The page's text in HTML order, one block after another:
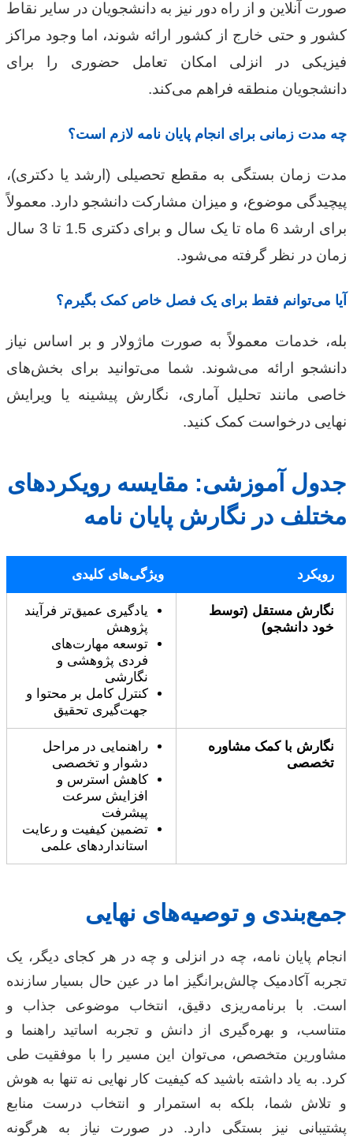
صورت آنلاین و از راه دور نیز به دانشجویان در سایر نقاط
کشور و حتی خارج از کشور ارائه شوند، اما وجود مراکز
فیزیکی در انزلی امکان تعامل حضوری را برای
دانشجویان منطقه فراهم می‌کند.
چه مدت زمانی برای انجام پایان نامه لازم است؟
مدت زمان بستگی به مقطع تحصیلی (ارشد یا دکتری)،
پیچیدگی موضوع، و میزان مشارکت دانشجو دارد. معمولاً
برای ارشد 6 ماه تا یک سال و برای دکتری 1.5 تا 3 سال
زمان در نظر گرفته می‌شود.
آیا می‌توانم فقط برای یک فصل خاص کمک بگیرم؟
بله، خدمات معمولاً به صورت ماژولار و بر اساس نیاز
دانشجو ارائه می‌شوند. شما می‌توانید برای بخش‌های
خاصی مانند تحلیل آماری، نگارش پیشینه یا ویرایش
نهایی درخواست کمک کنید.
جدول آموزشی: مقایسه رویکردهای
مختلف در نگارش پایان نامه
رویکرد ویژگی‌های کلیدی
نگارش مستقل (توسط
خود دانشجو)
یادگیری عمیق‌تر فرآیند
پژوهش
توسعه مهارت‌های
فردی پژوهشی و
نگارشی
کنترل کامل بر محتوا و
جهت‌گیری تحقیق
نگارش با کمک مشاوره
تخصصی
راهنمایی در مراحل
دشوار و تخصصی
کاهش استرس و
افزایش سرعت
پیشرفت
تضمین کیفیت و رعایت
استانداردهای علمی
جمع‌بندی و توصیه‌های نهایی
انجام پایان نامه، چه در انزلی و چه در هر کجای دیگر، یک
تجربه آکادمیک چالش‌برانگیز اما در عین حال بسیار سازنده
است. با برنامه‌ریزی دقیق، انتخاب موضوعی جذاب و
متناسب، و بهره‌گیری از دانش و تجربه اساتید راهنما و
مشاورین متخصص، می‌توان این مسیر را با موفقیت طی
کرد. به یاد داشته باشید که کیفیت کار نهایی نه تنها به هوش
و تلاش شما، بلکه به استمرار و انتخاب درست منابع
پشتیبانی نیز بستگی دارد. در صورت نیاز به هرگونه